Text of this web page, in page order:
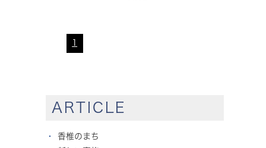
ARTICLE
香椎のまち